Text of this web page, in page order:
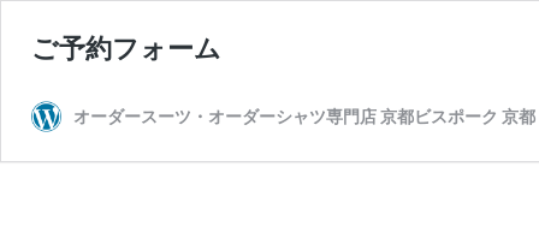
ご予約フォーム
オーダースーツ・オーダーシャツ専門店 京都ビスポーク 京